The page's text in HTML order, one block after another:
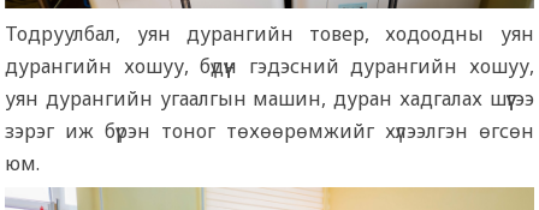
Тодруулбал, уян дурангийн товер, ходоодны уян
дурангийн хошуу, бүдүүн гэдэсний дурангийн хошуу,
уян дурангийн угаалгын машин, дуран хадгалах шүүгээ
зэрэг иж бүрэн тоног төхөөрөмжийг хүлээлгэн өгсөн
юм.